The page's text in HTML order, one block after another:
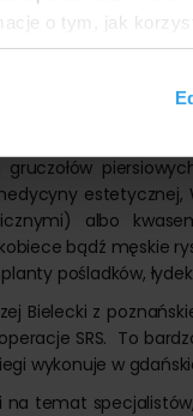
o tym, jak
mogą
się w
szpitala,
pacjenta,
Gumkowskiego
albo
bądź męskie
pośladków,
Bielecki z
SRS. To
wykonuje w
temat